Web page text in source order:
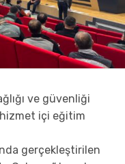
ve güvenliği
içi eğitim
gerçekleştirilen